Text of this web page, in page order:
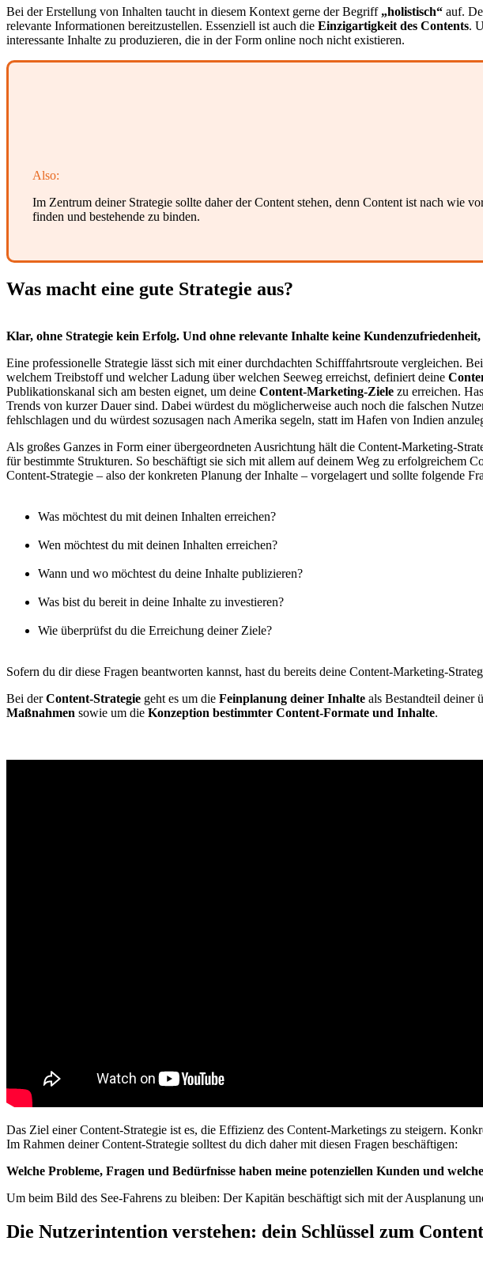
Bei der Erstellung von Inhalten taucht in diesem Kontext gerne der Begriff „holistisch“ auf.
relevante Informationen bereitzustellen. Essenziell ist auch die Einzigartigkeit des Contents.
interessante Inhalte zu produzieren, die in der Form online noch nicht existieren.
Also:
Im Zentrum deiner Strategie sollte daher der Content stehen, denn Content ist nach
finden und bestehende zu binden.
Was macht eine gute Strategie aus?
Klar, ohne Strategie kein Erfolg. Und ohne relevante Inhalte keine
Eine professionelle Strategie lässt sich mit einer durchdachten Schifffahrtsroute vergleichen.
welchem Treibstoff und welcher Ladung über welchen Seeweg erreichst, definiert deine
Publikationskanal sich am besten eignet, um deine Content-Marketing-Ziele zu erreichen.
Trends von kurzer Dauer sind. Dabei würdest du möglicherweise auch noch die falschen
fehlschlagen und du würdest sozusagen nach Amerika segeln, statt im Hafen von Indien
Als großes Ganzes in Form einer übergeordneten Ausrichtung hält die Content-Marketing-
für bestimmte Strukturen. So beschäftigt sie sich mit allem auf deinem Weg zu erfolgreichem
Content-Strategie – also der konkreten Planung der Inhalte – vorgelagert und sollte folgende
Was möchtest du mit deinen Inhalten erreichen?
Wen möchtest du mit deinen Inhalten erreichen?
Wann und wo möchtest du deine Inhalte publizieren?
Was bist du bereit in deine Inhalte zu investieren?
Wie überprüfst du die Erreichung deiner Ziele?
Sofern du dir diese Fragen beantworten kannst, hast du bereits deine Content-Marketing-
Bei derContent-Strategie geht es um die Feinplanung deiner Inhalte als Bestandteil deiner
Maßnahmen sowie um die Konzeption bestimmter Content-Formate und Inhalte.
Das Ziel einer Content-Strategie ist es, die Effizienz des Content-Marketings zu steigern.
Im Rahmen deiner Content-Strategie solltest du dich daher mit diesen Fragen beschäftigen:
Welche Probleme, Fragen und Bedürfnisse haben meine potenziellen Kunden und
Um beim Bild des See-Fahrens zu bleiben: Der Kapitän beschäftigt sich mit der Ausplanung
Die Nutzerintention verstehen: dein Schlüssel zum